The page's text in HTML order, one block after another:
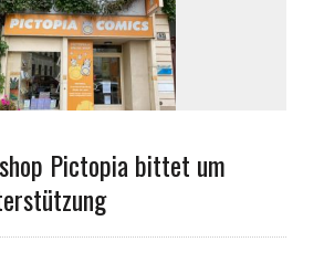
Pictopia bittet um